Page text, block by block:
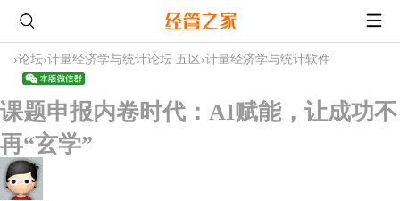
›论坛›计量经济学与统计论坛 五区 ›计量经济学与统计软件
课题申报内卷时代：AI赋能，让成功不
再“玄学”